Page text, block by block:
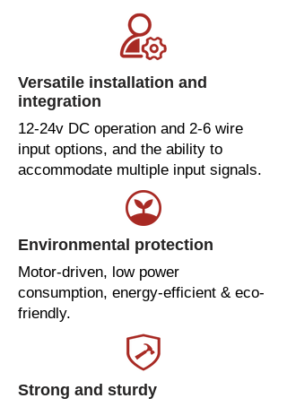
Versatile installation and
integration
12-24v DC operation and 2-6 wire
input options, and the ability to
accommodate multiple input signals.
Environmental protection
Motor-driven, low power
consumption, energy-efficient & eco-
friendly.
Strong and sturdy